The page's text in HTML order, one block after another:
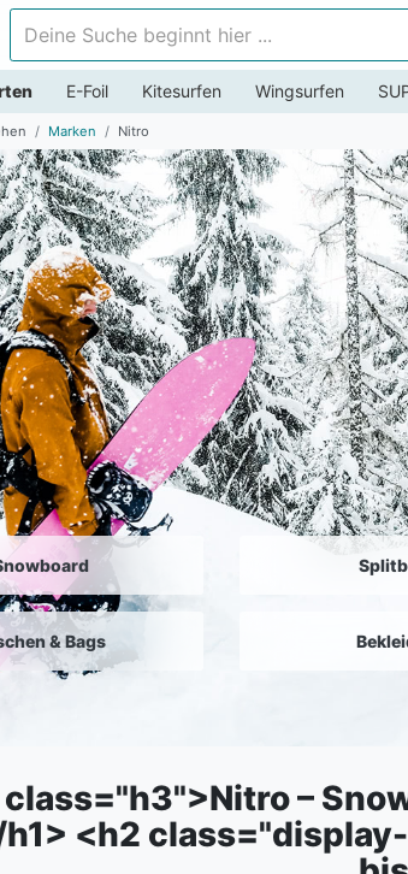
E-Foil Kitesurfen Wingsurfen
Marken Nitro
& Bags
class="h3">Nitro –
<h2